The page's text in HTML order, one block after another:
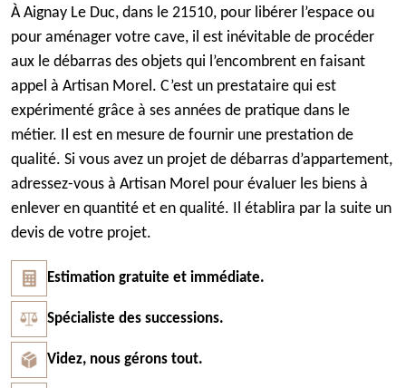
À Aignay Le Duc, dans le 21510, pour libérer l’espace ou
pour aménager votre cave, il est inévitable de procéder
aux le débarras des objets qui l’encombrent en faisant
appel à Artisan Morel. C’est un prestataire qui est
expérimenté grâce à ses années de pratique dans le
métier. Il est en mesure de fournir une prestation de
qualité. Si vous avez un projet de débarras d’appartement,
adressez-vous à Artisan Morel pour évaluer les biens à
enlever en quantité et en qualité. Il établira par la suite un
devis de votre projet.
Estimation gratuite et immédiate.
Spécialiste des successions.
Videz, nous gérons tout.